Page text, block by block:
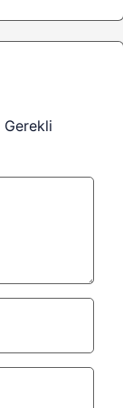
Gerekli